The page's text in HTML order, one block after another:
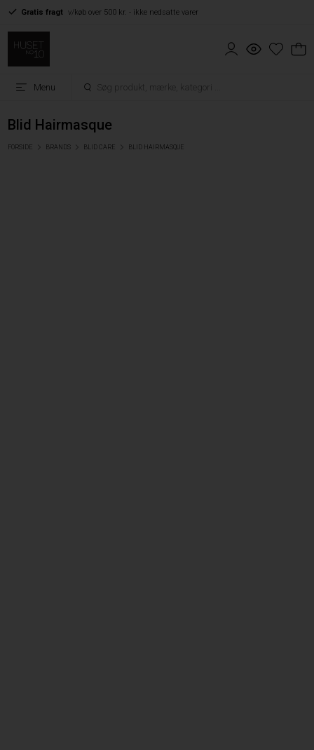
Gratis fragt v/køb over 500 kr. - ikke nedsatte varer
Menu
Blid Hairmasque
FORSIDE BRANDS BLID CARE BLID HAIRMASQUE